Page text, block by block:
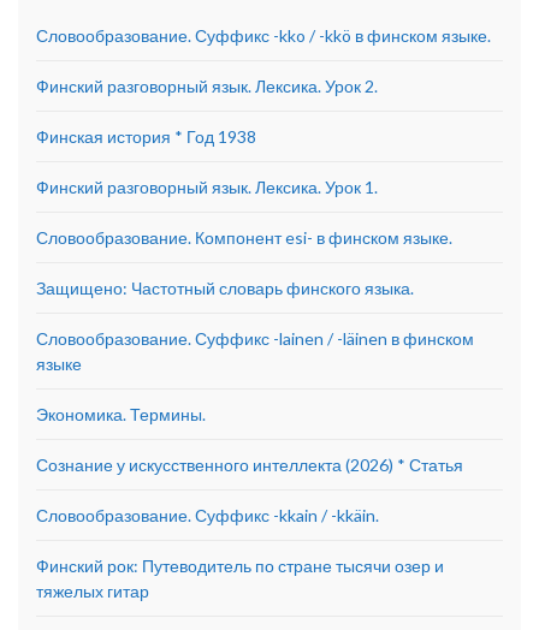
Словообразование. Суффикс -kko / -kkö в финском языке.
Финский разговорный язык. Лексика. Урок 2.
Финская история * Год 1938
Финский разговорный язык. Лексика. Урок 1.
Словообразование. Компонент esi- в финском языке.
Защищено: Частотный словарь финского языка.
Словообразование. Суффикс -lainen / -läinen в финском
языке
Экономика. Термины.
Сознание у искусственного интеллекта (2026) * Статья
Словообразование. Суффикс -kkain / -kkäin.
Финский рок: Путеводитель по стране тысячи озер и
тяжелых гитар